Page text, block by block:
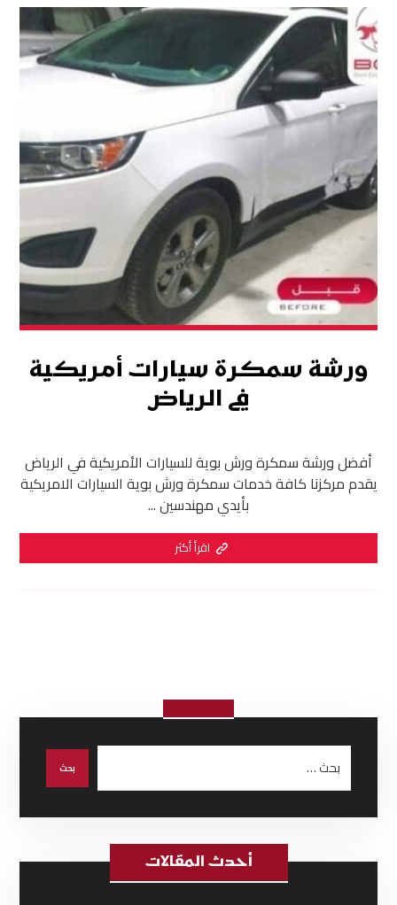
ورشة سمكرة سيارات أمريكية
في الرياض
أفضل ورشة سمكرة ورش بوية للسيارات الأمريكية في الرياض
يقدم مركزنا كافة خدمات سمكرة ورش بوية السيارات الامريكية
بأيدي مهندسين ...
اقرأ أكثر
أحدث المقالات